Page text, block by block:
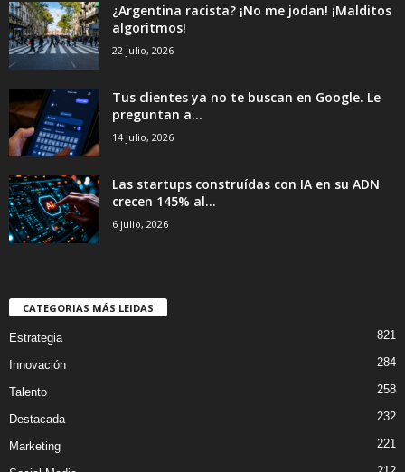
¿Argentina racista? ¡No me jodan! ¡Malditos
algoritmos!
22 julio, 2026
Tus clientes ya no te buscan en Google. Le
preguntan a...
14 julio, 2026
Las startups construídas con IA en su ADN
crecen 145% al...
6 julio, 2026
CATEGORIAS MÁS LEIDAS
Estrategia 821
Innovación 284
Talento 258
Destacada 232
Marketing 221